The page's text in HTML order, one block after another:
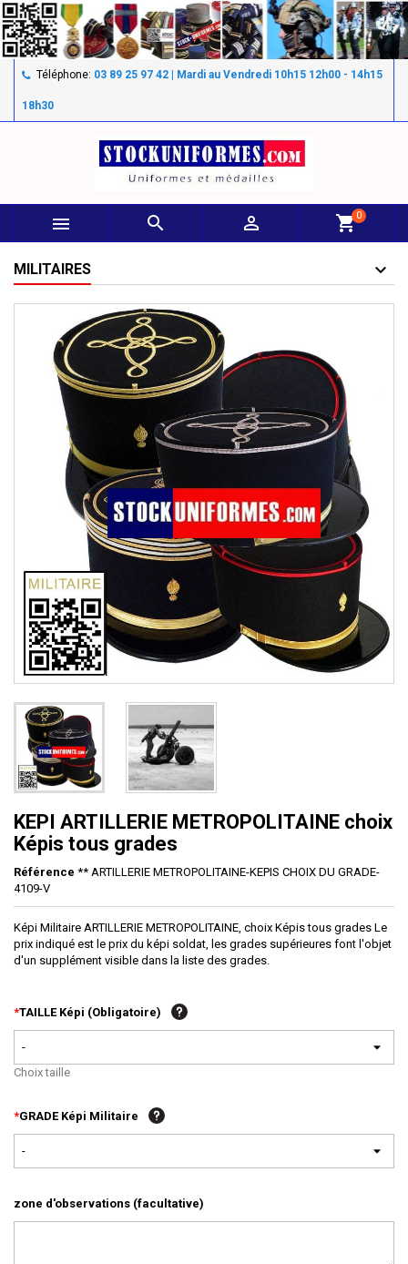
Téléphone: 03 89 25 97 42 | Mardi au Vendredi 10h15 12h00 - 14h15
18h30
   shopping_cart0
MILITAIRES
KEPI ARTILLERIE METROPOLITAINE choix
Képis tous grades
Référence ** ARTILLERIE METROPOLITAINE-KEPIS CHOIX DU GRADE-
4109-V
Képi Militaire ARTILLERIE METROPOLITAINE, choix Képis tous grades Le
prix indiqué est le prix du képi soldat, les grades supérieures font l'objet
d'un supplément visible dans la liste des grades.
*TAILLE Képi (Obligatoire)
-
Choix taille
*GRADE Képi Militaire
-
zone d'observations (facultative)